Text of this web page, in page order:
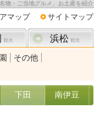
物・ご当地グルメ、お土産を紹介
サイトマップ
マップ
観光 浜松 観光
その他
下田 南伊豆